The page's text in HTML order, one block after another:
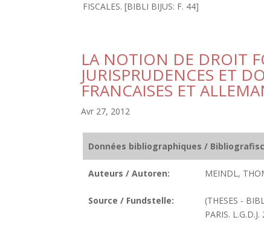
FISCALES. [BIBLI BIJUS: F. 44]
LA NOTION DE DROIT
JURISPRUDENCES ET
FRANCAISES ET
Avr 27, 2012
Données bibliographiques /
Auteurs / Autoren: MEINDL,
Source / Fundstelle:
(THESES -
PARIS.